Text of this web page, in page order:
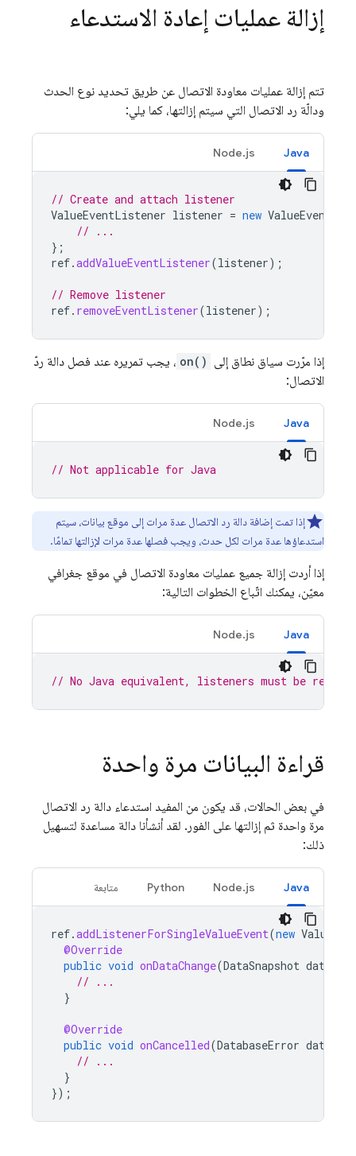
إزالة عمليات إعادة الاستدعاء
تتم إزالة عمليات معاودة الاتصال عن طريق تحديد نوع الحدث
ودالّة رد الاتصال التي سيتم إزالتها، كما يلي:
Java
Node.js
// Create and attach listener
ValueEventListener listener = new
// ...
};
ref.addValueEventListener(listener);
// Remove listener
ref. removeEventListener(listener);
إذا مرّرت سياق نطاق إلى on() ، يجب تمريره عند فصل دالة ردّ
الاتصال:
Java
Node.js
// Not applicable for Java
إذا تمت إضافة دالة رد الاتصال عدة مرات إلى موقع بيانات، سيتم
استدعاؤها عدة مرات لكل حدث، ويجب فصلها عدة مرات لإزالتها تمامًا.
إذا أردت إزالة جميع عمليات معاودة الاتصال في موقع جغرافي
معيّن، يمكنك اتّباع الخطوات التالية:
Java
Node.js
// No Java equivalent, listeners must be
قراءة البيانات مرة واحدة
في بعض الحالات، قد يكون من المفيد استدعاء دالة رد الاتصال
مرة واحدة ثم إزالتها على الفور. لقد أنشأنا دالة مساعدة لتسهيل
ذلك:
Java
Node.js
Python متابعة
ref.addListenerForSingleValueEvent(new
@Override
public void onDataChange(DataSnapshot
// ...
}
@Override
public void onCancelled(DatabaseError
// ...
}
});